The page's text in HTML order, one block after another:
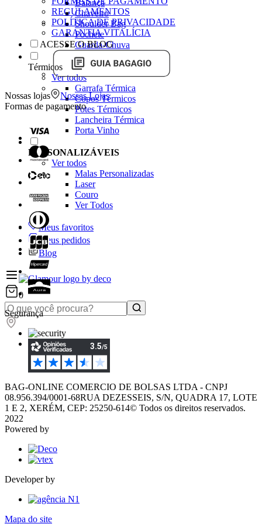
Balança
Chaveiro
Shoulder Bag
Pochete
Guarda-Chuva
Térmicos
Ver todos
Garrafa Térmica
Copos Térmicos
Potes Térmicos
Lancheira Térmica
Porta Vinho
PERSONALIZÁVEIS
Ver todos
Malas Personalizadas
Laser
Couro
Ver Todos
Meus favoritos
Meus pedidos
Blog
0
REGULAMENTOS
POLÍTICA DE PRIVACIDADE
GARANTIA VITALÍCIA
ACESSE O BLOG
Nossas lojas
Nossas Lojas
Formas de pagamento
Segurança
BAG-ONLINE COMERCIO DE BOLSAS LTDA - CNPJ
08.956.394/0001-68RUA DEZESSEIS, S/N, QUADRA 17, LOTE
1 E 2, XERÉM, CEP: 25250-614© Todos os direitos reservados.
2022
Powered by
Developer by
Mapa do site